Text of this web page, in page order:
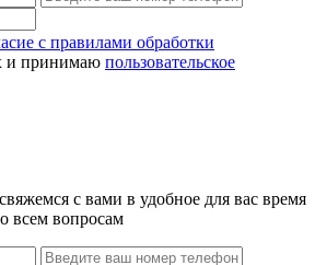
с правилами обработки
и принимаю пользовательское
с вами в удобное для вас время
всем вопросам